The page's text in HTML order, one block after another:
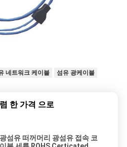
네트워크 케이블 섬유 광케이블
한 가격 으로
섬유 떠꺼머리 광섬유 접속 코